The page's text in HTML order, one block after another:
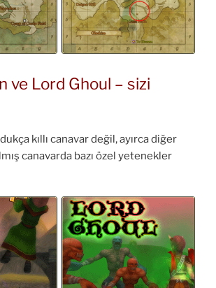
ve Lord Ghoul – sizi
kıllı canavar değil, ayırca diğer
canavarda bazı özel yetenekler